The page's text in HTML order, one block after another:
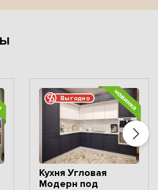
Выгодно
Кухня Угловая
Модерн под